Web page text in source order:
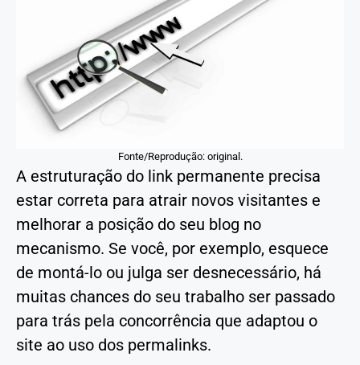
Fonte/Reprodução: original.
A estruturação do link permanente precisa
estar correta para atrair novos visitantes e
melhorar a posição do seu blog no
mecanismo. Se você, por exemplo, esquece
de montá-lo ou julga ser desnecessário, há
muitas chances do seu trabalho ser passado
para trás pela concorrência que adaptou o
site ao uso dos permalinks.